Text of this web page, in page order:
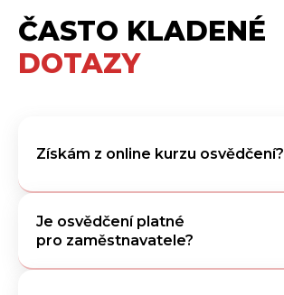
ČASTO KLADENÉ
DOTAZY
Získám z online kurzu osvědčení?
Je osvědčení platné
pro zaměstnavatele?